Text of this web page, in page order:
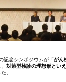
記念シンポジウムが 「が
対策型検診の理想形とい
。